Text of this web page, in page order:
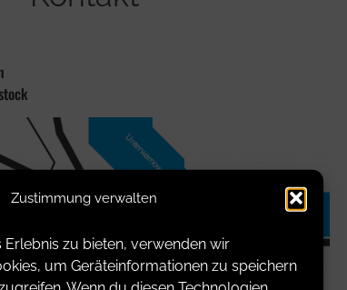
Zustimmung verwalten
zu bieten, verwenden wir
um Geräteinformationen zu speichern